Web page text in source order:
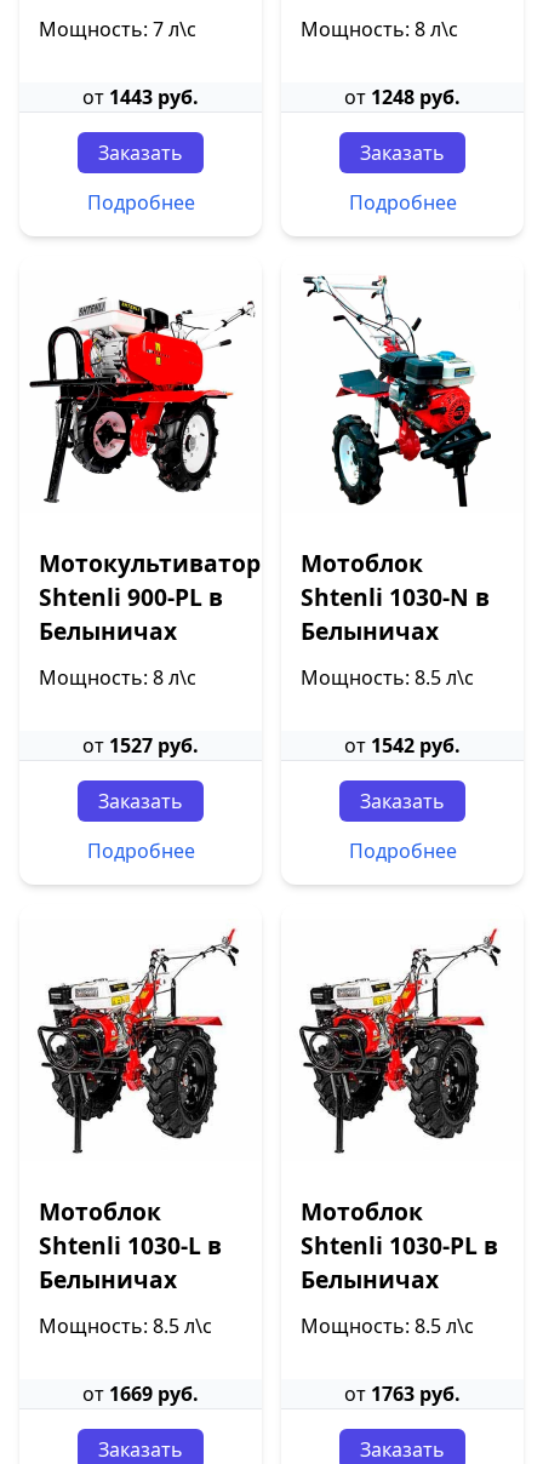
Мощность: 7 л\с
от 1443 руб.
Заказать
Подробнее
Мощность: 8 л\с
от 1248 руб.
Заказать
Подробнее
Мотокультиватор
Shtenli 900-PL в
Белыничах
Мощность: 8 л\с
от 1527 руб.
Заказать
Подробнее
Мотоблок
Shtenli 1030-N в
Белыничах
Мощность: 8.5 л\с
от 1542 руб.
Заказать
Подробнее
Мотоблок
Shtenli 1030-L в
Белыничах
Мощность: 8.5 л\с
от 1669 руб.
Заказать
Мотоблок
Shtenli 1030-PL в
Белыничах
Мощность: 8.5 л\с
от 1763 руб.
Заказать